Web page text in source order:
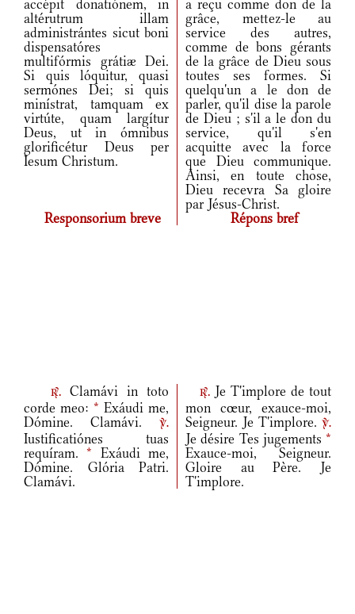
accépit donatiónem, in
altérutrum illam
administrántes sicut boni
dispensatóres
multifórmis grátiæ Dei.
Si quis lóquitur, quasi
sermónes Dei; si quis
minístrat, tamquam ex
virtúte, quam largítur
Deus, ut in ómnibus
glorificétur Deus per
Iesum Christum.
a reçu comme don de la
grâce, mettez-le au
service des autres,
comme de bons gérants
de la grâce de Dieu sous
toutes ses formes. Si
quelqu'un a le don de
parler, qu'il dise la parole
de Dieu ; s'il a le don du
service, qu'il s'en
acquitte avec la force
que Dieu communique.
Ainsi, en toute chose,
Dieu recevra Sa gloire
par Jésus-Christ.
Responsorium breve
Répons bref
r.Clamávi in toto
corde meo: * Exáudi me,
Dómine. Clamávi.
v.
Iustificatiónes tuas
requíram.* Exáudi me,
Dómine. Glória Patri.
Clamávi.
r. Je T'implore de tout
mon cœur, exauce-moi,
Seigneur. Je T'implore. v.
Je désire Tes jugements *
Exauce-moi, Seigneur.
Gloire au Père. Je
T'implore.